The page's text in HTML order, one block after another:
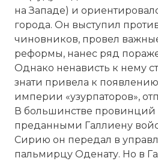
на Западе) и
города. Он выступил
чиновников, провел
реформы, нанес ряд
Однако ненависть к нему
знати привела к появлению
империи «узурпаторов»,
В большинстве провинций
преданными Галлиену
Сирию он передал в
пальмирцу Оденату. Но в